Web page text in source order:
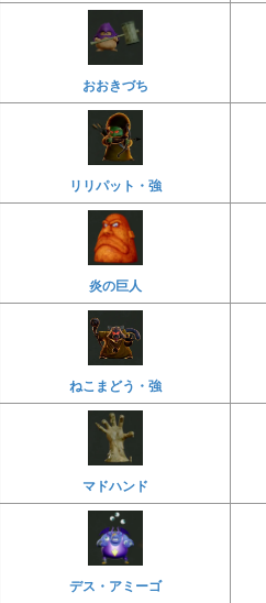
おおきづち
リリパット・強
炎の巨人
ねこまどう・強
マドハンド
デス・アミーゴ